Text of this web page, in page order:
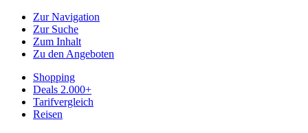
Zur Navigation
Zur Suche
Zum Inhalt
Zu den Angeboten
Shopping
Deals 2.000+
Tarifvergleich
Reisen